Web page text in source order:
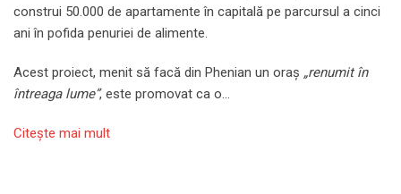
construi 50.000 de apartamente în capitală pe parcursul a cinci
ani în pofida penuriei de alimente.
Acest proiect, menit să facă din Phenian un oraș „renumit în
întreaga lume”, este promovat ca o…
Citeşte mai mult